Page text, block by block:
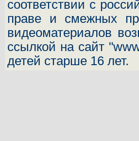
соответствии с
праве и смежных
видеоматериалов
ссылкой на сайт
детей старше 16 лет.